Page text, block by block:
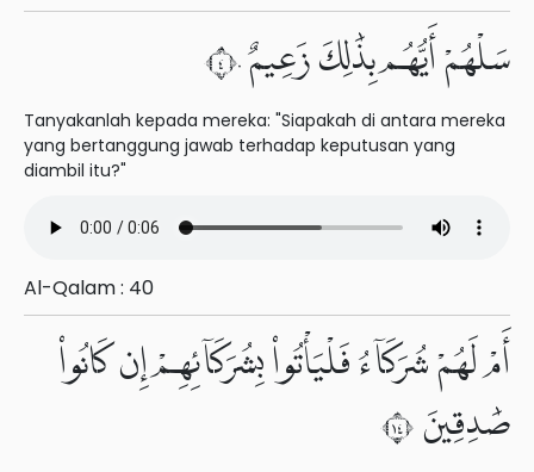
سَلْهُمْ أَيُّهُم بِذَٰلِكَ زَعِيمٌ ٤٠
Tanyakanlah kepada mereka: "Siapakah di antara mereka
yang bertanggung jawab terhadap keputusan yang
diambil itu?"
Al-Qalam : 40
أَمْ لَهُمْ شُرَكَآءُ فَلْيَأْتُوا۟ بِشُرَكَآئِهِمْ إِن كَانُوا۟
صَٰدِقِينَ ٤١